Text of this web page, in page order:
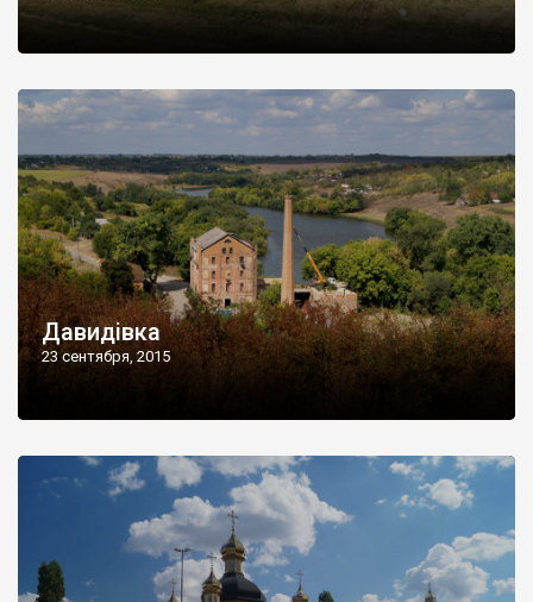
Давидівка
23 сентября, 2015